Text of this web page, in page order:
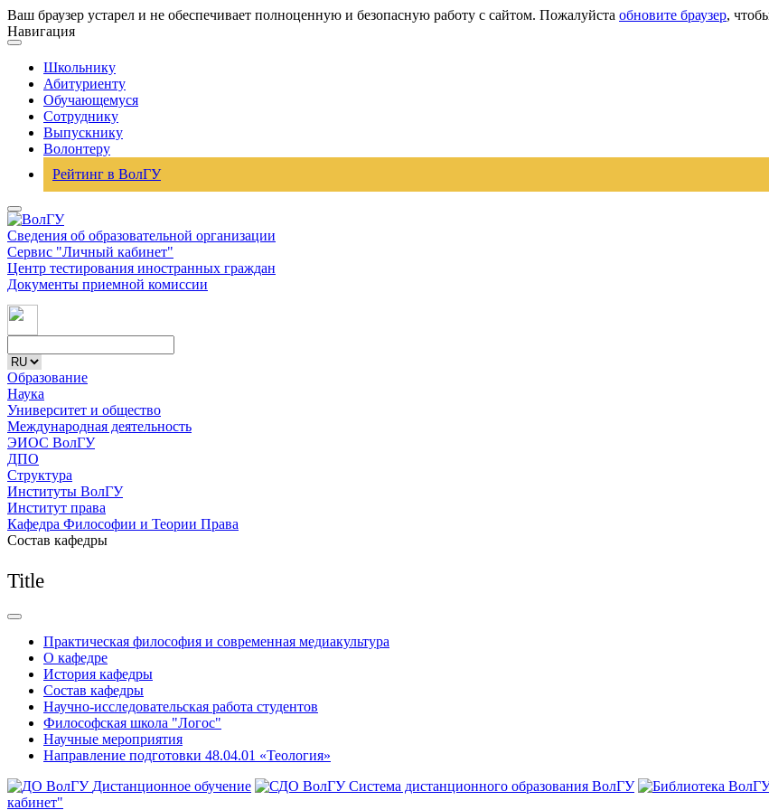
Ваш браузер устарел и не обеспечивает полноценную и безопасную работу с сайтом. Пожалуйста обновите браузер,
Навигация
Школьнику
Абитуриенту
Обучающемуся
Сотруднику
Выпускнику
Волонтеру
Рейтинг в ВолГУ
Сведения об образовательной организации
Сервис "Личный кабинет"
Центр тестирования иностранных граждан
Документы приемной комиссии
Образование
Наука
Университет и общество
Международная деятельность
ЭИОС ВолГУ
ДПО
Структура
Институты ВолГУ
Институт права
Кафедра Философии и Теории Права
Состав кафедры
Title
Практическая философия и современная медиакультура
О кафедре
История кафедры
Состав кафедры
Научно-исследовательская работа студентов
Философская школа "Логос"
Научные мероприятия
Направление подготовки 48.04.01 «Теология»
Дистанционное обучение
Система дистанционного образования ВолГУ
кабинет"